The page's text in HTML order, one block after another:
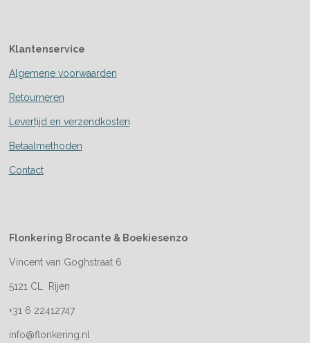
Klantenservice
Algemene voorwaarden
Retourneren
Levertijd en verzendkosten
Betaalmethoden
Contact
Flonkering Brocante & Boekiesenzo
Vincent van Goghstraat 6
5121 CL Rijen
+31 6 22412747
info@flonkering.nl